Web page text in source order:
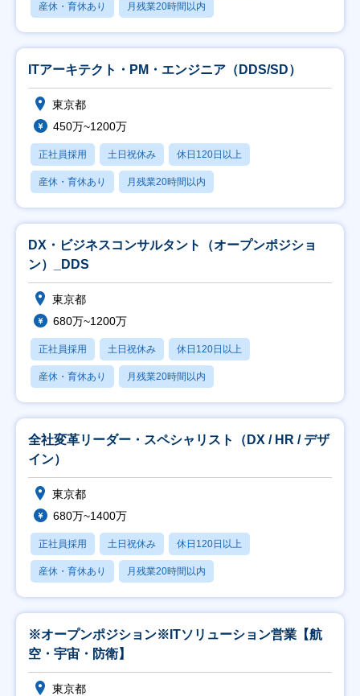
産休・育休あり 月残業20時間以内
ITアーキテクト・PM・エンジニア（DDS/SD）
東京都
450万~1200万
正社員採用 土日祝休み 休日120日以上
産休・育休あり 月残業20時間以内
DX・ビジネスコンサルタント（オープンポジショ
ン）_DDS
東京都
680万~1200万
正社員採用 土日祝休み 休日120日以上
産休・育休あり 月残業20時間以内
全社変革リーダー・スペシャリスト（DX / HR / デザ
イン）
東京都
680万~1400万
正社員採用 土日祝休み 休日120日以上
産休・育休あり 月残業20時間以内
※オープンポジション※ITソリューション営業【航
空・宇宙・防衛】
東京都